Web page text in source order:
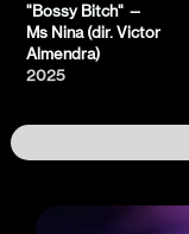
"Bossy Bitch" —
Ms Nina (dir. Victor
Almendra)
2025